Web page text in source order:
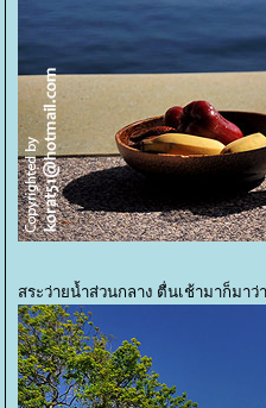
สระว่ายน้ำส่วนกลาง ตื่นเช้ามาก็มา